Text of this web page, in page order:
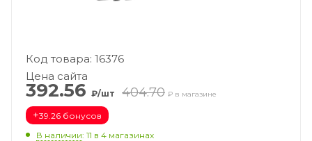
Код товара: 16376
Цена сайта
392.56 ₽/шт 404.70 ₽ в магазине
+39.26 бонусов
В наличии: 11 в 4 магазинах